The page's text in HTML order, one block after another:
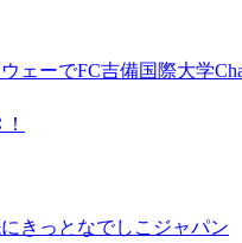
ェーでFC吉備国際大学
きっとなでしこジャパン